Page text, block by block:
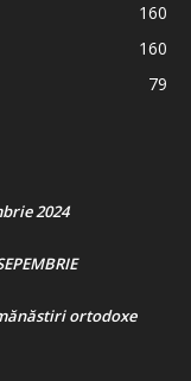
160
160
79
2024
ortodoxe